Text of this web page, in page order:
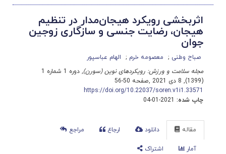
اثربخشی رویکرد هیجان‌مدار در تنظیم
هیجان، رضایت جنسی و سازگاری زوجین
جوان
صباح وطنی معصومه خرم
الهام عباسپور
مجله سلامت و ورزش: رویکردهای نوین (سورن)
, دوره 1 شماره 1
(1399), 8 دی 2021
,صفحه 50-56
https://doi.org/10.22037/soren.v1i1.33571
چاپ شده:
مقاله دانلود ارجاع مراجع
آمار اشتراک